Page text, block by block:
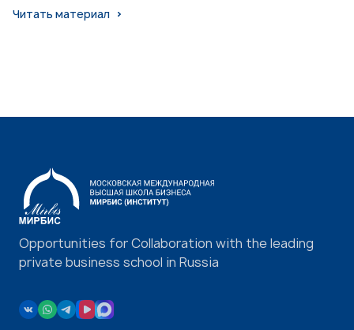
Читать материал
Opportunities for Collaboration with the leading
private business school in Russia